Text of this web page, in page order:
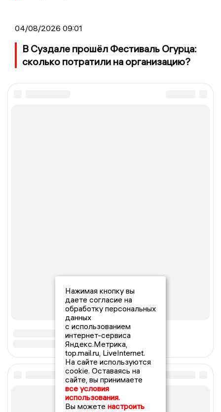
04/08/2026 09:01
В Суздале прошёл Фестиваль Огурца:
сколько потратили на организацию?
Нажимая кнопку вы
даете согласие на
обработку персональных
данных
с использованием
интернет-сервиса
Яндекс.Метрика,
top.mail.ru, LiveInternet.
На сайте используются
cookie. Оставаясь на
сайте, вы принимаете
все условия
использования.
Вы можете настроить